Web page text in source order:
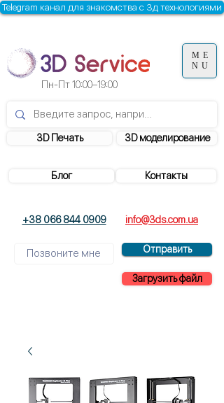
3D моделирование
Контакты
3D Печать
+38 066 844 0909 info@3ds.com.ua
Отправить
Загрузить файл
Блог
Пн-Пт10:00–19:00
Telegram канал для знакомства с 3д технологиями
ME
NU